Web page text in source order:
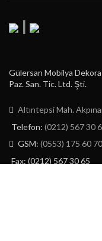
|
Gülersan Mobilya
Paz. San. Tic. Ltd. Şti.
Altıntepsi Mah.
Telefon: (0212) 567 30
GSM: (0553) 175 60 70
Fax: (0212) 567 30 65